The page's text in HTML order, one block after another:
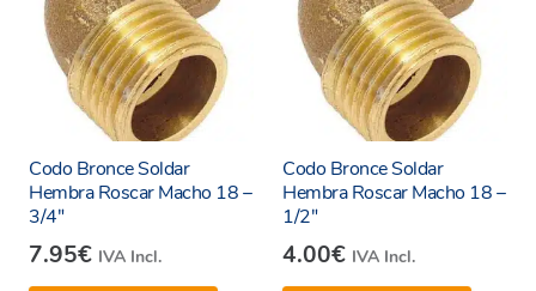
Codo Bronce Soldar
Hembra Roscar Macho 18 –
3/4″
7.95€ IVA Incl.
Codo Bronce Soldar
Hembra Roscar Macho 18 –
1/2″
4.00€ IVA Incl.